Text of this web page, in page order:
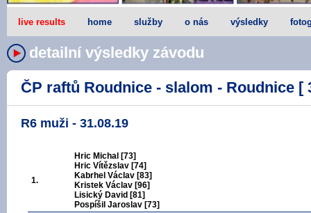
live results home služby o nás výsledky
detailní výsledky závodu
ČP raftů Roudnice - slalom - Roudnice [
R6 muži - 31.08.19
1.
Hric Michal [73]
Hric Vítězslav [74]
Kabrhel Václav [83]
Kristek Václav [96]
Lisický David [81]
Pospíšil Jaroslav [73]